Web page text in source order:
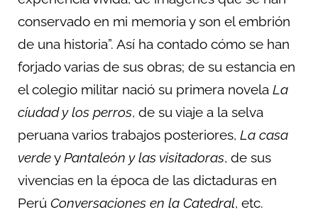
conservado en mi memoria y son el embrión
de una historia”. Así ha contado cómo se han
forjado varias de sus obras; de su estancia en
el colegio militar nació su primera novela La
ciudad y los perros, de su viaje a la selva
peruana varios trabajos posteriores, La casa
verdeyPantaleón y las visitadoras, de sus
vivencias en la época de las dictaduras en
Perú Conversaciones en la Catedral, etc.